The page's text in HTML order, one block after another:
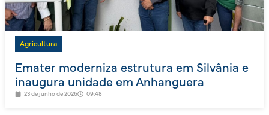
Agricultura
Emater moderniza estrutura em Silvânia e
inaugura unidade em Anhanguera
23 de junho de 2026 09:48